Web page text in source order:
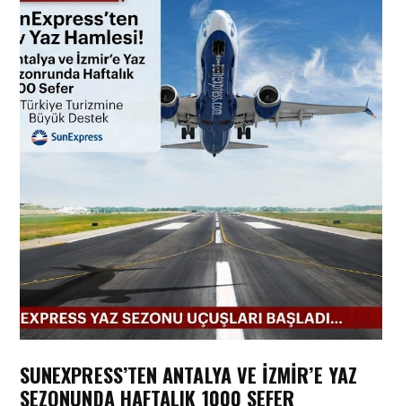
SUNEXPRESS’TEN ANTALYA VE İZMIR’E YAZ
SEZONUNDA HAFTALIK 1000 SEFER